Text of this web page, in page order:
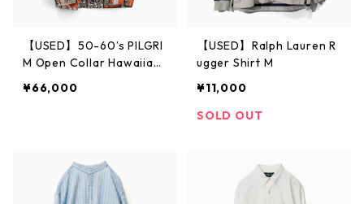
【USED】50-60’s PILGRI
M Open Collar Hawaiian
¥66,000
【USED】Ralph Lauren R
ugger Shirt M
¥11,000
SOLD OUT